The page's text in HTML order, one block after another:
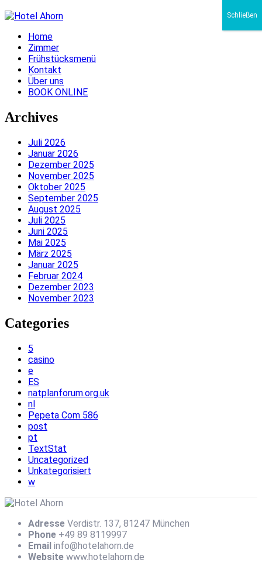
Home
Zimmer
Frühstücksmenü
Kontakt
Über uns
BOOK ONLINE
Archives
Juli 2026
Januar 2026
Dezember 2025
November 2025
Oktober 2025
September 2025
August 2025
Juli 2025
Juni 2025
Mai 2025
März 2025
Januar 2025
Februar 2024
Dezember 2023
November 2023
Categories
5
casino
e
ES
natplanforum.org.uk
nl
Pepeta Com 586
post
pt
TextStat
Uncategorized
Unkategorisiert
w
Adresse Verdistr. 137, 81247 München
Phone +49 89 8119997
Email info@hotelahorn.de
Website www.hotelahorn.de
Schließen